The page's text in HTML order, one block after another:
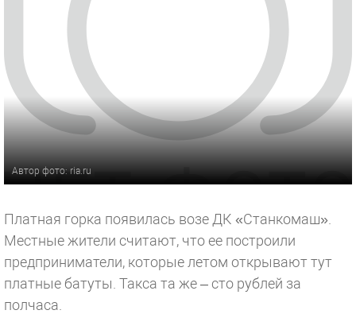
Автор фото: ria.ru
Платная горка появилась возе ДК «Станкомаш».
Местные жители считают, что ее построили
предприниматели, которые летом открывают тут
платные батуты. Такса та же – сто рублей за
полчаса.